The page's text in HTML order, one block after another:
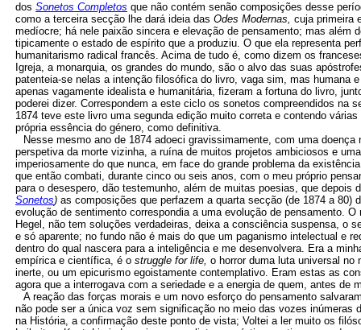
dos Sonetos Completos que não contém senão composições desse
como a terceira secção lhe dará ideia das Odes Modernas, cuja primeira
medíocre; há nele paixão sincera e elevação de pensamento; mas
tipicamente o estado de espírito que a produziu. O que ela representa
humanitarismo radical francês. Acima de tudo é, como dizem os
Igreja, a monarquia, os grandes do mundo, são o alvo das suas
patenteia-se nelas a intenção filosófica do livro, vaga sim, mas humana
apenas vagamente idealista e humanitária, fizeram a fortuna do livro,
poderei dizer. Correspondem a este ciclo os sonetos compreendidos na
1874 teve este livro uma segunda edição muito correta e contendo
própria essência do género, como definitiva.
Nesse mesmo ano de 1874 adoeci gravissimamente, com uma
perspetiva da morte vizinha, a ruína de muitos projetos ambiciosos e
imperiosamente do que nunca, em face do grande problema da
que então combati, durante cinco ou seis anos, com o meu próprio
para o desespero, dão testemunho, além de muitas poesias, que
Sonetos) as composições que perfazem a quarta secção (de 1874 a
evolução de sentimento correspondia a uma evolução de pensamento.
Hegel, não tem soluções verdadeiras, deixa a consciência suspensa, o
e só aparente; no fundo não é mais do que um paganismo intelectual e
dentro do qual nascera para a inteligência e me desenvolvera. Era a
empírica e científica, é o struggle for life, o horror duma luta universal no
inerte, ou um epicurismo egoistamente contemplativo. Eram estas as
agora que a interrogava com a seriedade e a energia de quem, antes de
A reação das forças morais e um novo esforço do pensamento
não pode ser a única voz sem significação no meio das vozes
na História, a confirmação deste ponto de vista; Voltei a ler muito os